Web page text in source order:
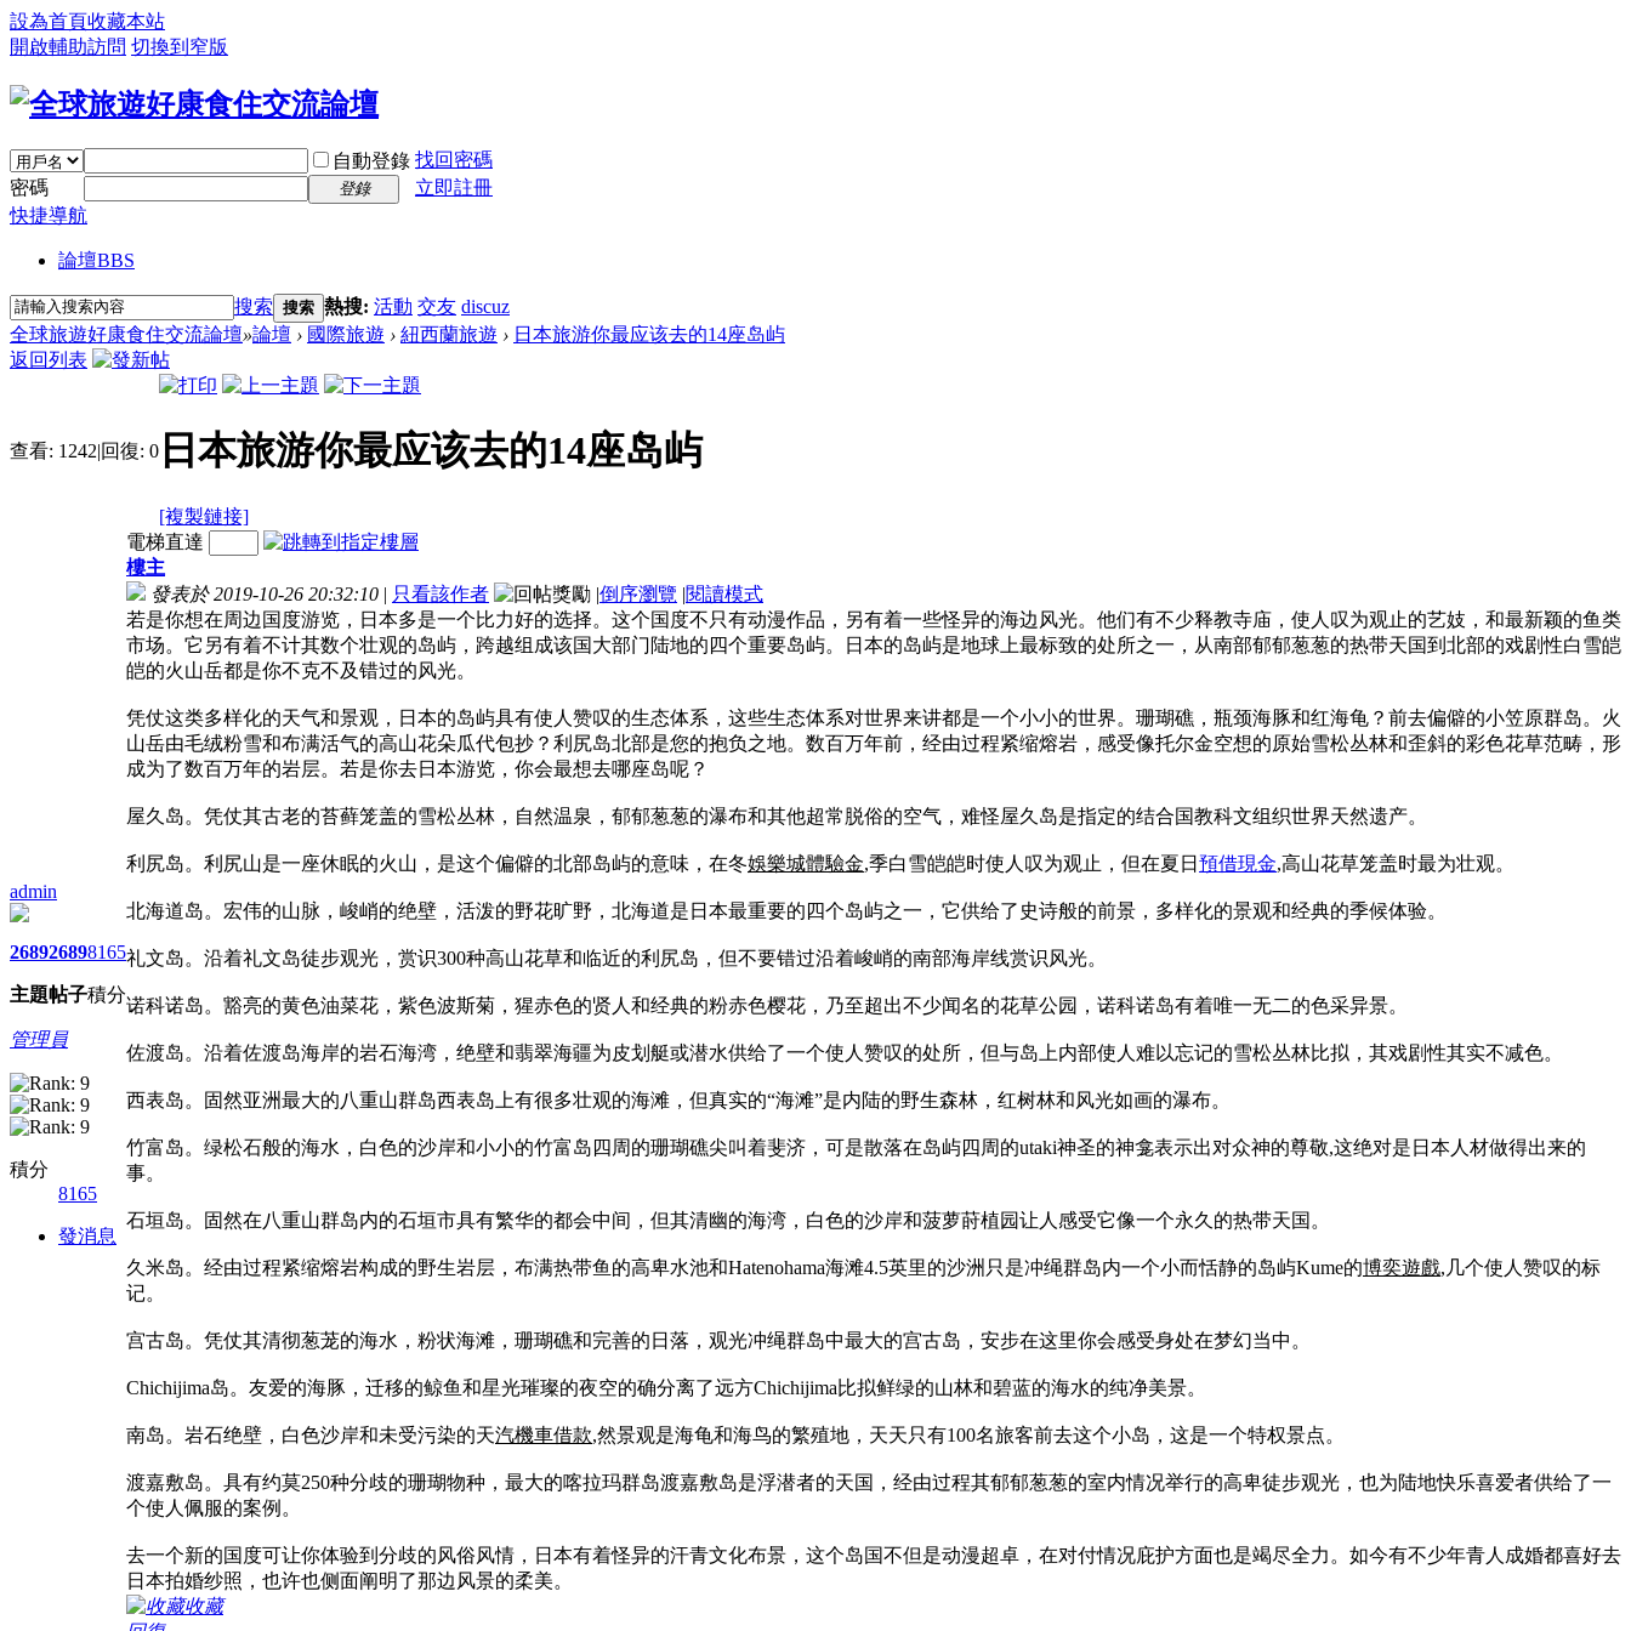
設為首頁收藏本站
開啟輔助訪問 切換到窄版
自動登錄 找回密碼
密碼
登錄
立即註冊
快捷導航
論壇BBS
搜索 搜索 熱搜: 活動 交友 discuz
全球旅遊好康食住交流論壇»論壇 › 國際旅遊 › 紐西蘭旅遊 › 日本旅游你最应该去的14座岛屿
返回列表
查看: 1242|回復: 0 日本旅游你最应该去的14座岛屿
[複製鏈接]
admin
2689
主題
2689
帖子
8165
積分
管理員
積分
8165
發消息
電梯直達
樓主
發表於 2019-10-26 20:32:10 | 只看該作者 |倒序瀏覽 |閱讀模式
若是你想在周边国度游览，日本多是一个比力好的选择。这个国度不只有动漫作品，另有着一些怪异的海边风光。他们有不少释教寺庙，使人叹为观止的艺妓，和最新颖的鱼类
市场。它另有着不计其数个壮观的岛屿，跨越组成该国大部门陆地的四个重要岛屿。日本的岛屿是地球上最标致的处所之一，从南部郁郁葱葱的热带天国到北部的戏剧性白雪皑
皑的火山岳都是你不克不及错过的风光。
凭仗这类多样化的天气和景观，日本的岛屿具有使人赞叹的生态体系，这些生态体系对世界来讲都是一个小小的世界。珊瑚礁，瓶颈海豚和红海龟？前去偏僻的小笠原群岛。火
山岳由毛绒粉雪和布满活气的高山花朵瓜代包抄？利尻岛北部是您的抱负之地。数百万年前，经由过程紧缩熔岩，感受像托尔金空想的原始雪松丛林和歪斜的彩色花草范畴，形
成为了数百万年的岩层。若是你去日本游览，你会最想去哪座岛呢？
屋久岛。凭仗其古老的苔藓笼盖的雪松丛林，自然温泉，郁郁葱葱的瀑布和其他超常脱俗的空气，难怪屋久岛是指定的结合国教科文组织世界天然遗产。
利尻岛。利尻山是一座休眠的火山，是这个偏僻的北部岛屿的意味，在冬娛樂城體驗金,季白雪皑皑时使人叹为观止，但在夏日 預借現金,高山花草笼盖时最为壮观。
北海道岛。宏伟的山脉，峻峭的绝壁，活泼的野花旷野，北海道是日本最重要的四个岛屿之一，它供给了史诗般的前景，多样化的景观和经典的季候体验。
礼文岛。沿着礼文岛徒步观光，赏识300种高山花草和临近的利尻岛，但不要错过沿着峻峭的南部海岸线赏识风光。
诺科诺岛。豁亮的黄色油菜花，紫色波斯菊，猩赤色的贤人和经典的粉赤色樱花，乃至超出不少闻名的花草公园，诺科诺岛有着唯一无二的色采异景。
佐渡岛。沿着佐渡岛海岸的岩石海湾，绝壁和翡翠海疆为皮划艇或潜水供给了一个使人赞叹的处所，但与岛上内部使人难以忘记的雪松丛林比拟，其戏剧性其实不减色。
西表岛。固然亚洲最大的八重山群岛西表岛上有很多壮观的海滩，但真实的“海滩”是内陆的野生森林，红树林和风光如画的瀑布。
竹富岛。绿松石般的海水，白色的沙岸和小小的竹富岛四周的珊瑚礁尖叫着斐济，可是散落在岛屿四周的utaki神圣的神龛表示出对众神的尊敬,这绝对是日本人材做得出来的
事。
石垣岛。固然在八重山群岛内的石垣市具有繁华的都会中间，但其清幽的海湾，白色的沙岸和菠萝莳植园让人感受它像一个永久的热带天国。
久米岛。经由过程紧缩熔岩构成的野生岩层，布满热带鱼的高卑水池和Hatenohama海滩4.5英里的沙洲只是冲绳群岛内一个小而恬静的岛屿Kume的博奕遊戲,几个使人赞叹的标
记。
宫古岛。凭仗其清彻葱茏的海水，粉状海滩，珊瑚礁和完善的日落，观光冲绳群岛中最大的宫古岛，安步在这里你会感受身处在梦幻当中。
Chichijima岛。友爱的海豚，迁移的鲸鱼和星光璀璨的夜空的确分离了远方Chichijima比拟鲜绿的山林和碧蓝的海水的纯净美景。
南岛。岩石绝壁，白色沙岸和未受污染的天汽機車借款,然景观是海龟和海鸟的繁殖地，天天只有100名旅客前去这个小岛，这是一个特权景点。
渡嘉敷岛。具有约莫250种分歧的珊瑚物种，最大的喀拉玛群岛渡嘉敷岛是浮潜者的天国，经由过程其郁郁葱葱的室内情况举行的高卑徒步观光，也为陆地快乐喜爱者供给了一
个使人佩服的案例。
去一个新的国度可让你体验到分歧的风俗风情，日本有着怪异的汗青文化布景，这个岛国不但是动漫超卓，在对付情况庇护方面也是竭尽全力。如今有不少年青人成婚都喜好去
日本拍婚纱照，也许也侧面阐明了那边风景的柔美。
收藏